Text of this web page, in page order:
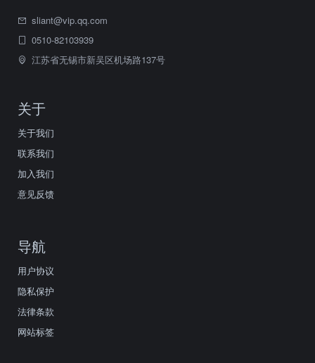
sliant@vip.qq.com
0510-82103939
江苏省无锡市新吴区机场路137号
关于
关于我们
联系我们
加入我们
意见反馈
导航
用户协议
隐私保护
法律条款
网站标签